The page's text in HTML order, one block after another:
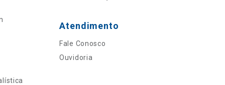
Atendimento
Fale Conosco
Ouvidoria